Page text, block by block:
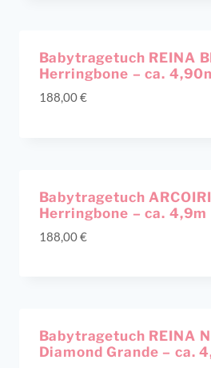
Babytragetuch REINA
Herringbone – ca.
188,00€
Babytragetuch
Herringbone – ca.
188,00€
Babytragetuch REINA
Diamond Grande – ca.